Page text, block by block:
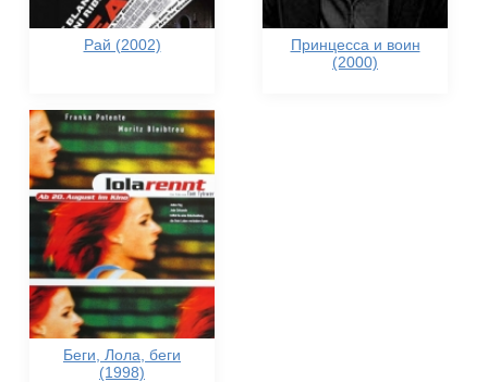
Рай (2002)
Принцесса и воин
(2000)
Беги, Лола, беги
(1998)